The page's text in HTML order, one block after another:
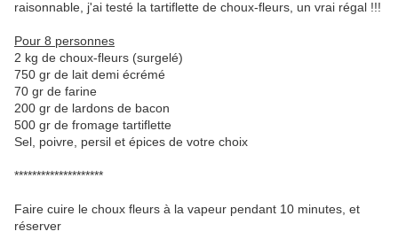
raisonnable, j'ai testé la tartiflette de choux-fleurs, un vrai régal !!!
Pour 8 personnes
2 kg de choux-fleurs (surgelé)
750 gr de lait demi écrémé
70 gr de farine
200 gr de lardons de bacon
500 gr de fromage tartiflette
Sel, poivre, persil et épices de votre choix
********************
Faire cuire le choux fleurs à la vapeur pendant 10 minutes, et
réserver